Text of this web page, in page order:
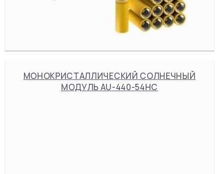
МОНОКРИСТАЛЛИЧЕСКИЙ СОЛНЕЧНЫЙ
МОДУЛЬ AU-440-54HC